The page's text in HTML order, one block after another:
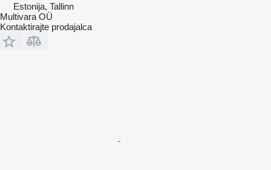
Estonija, Tallinn
Multivara OÜ
Kontaktirajte prodajalca